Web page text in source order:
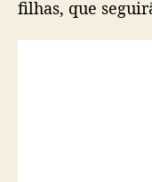
filhas, que